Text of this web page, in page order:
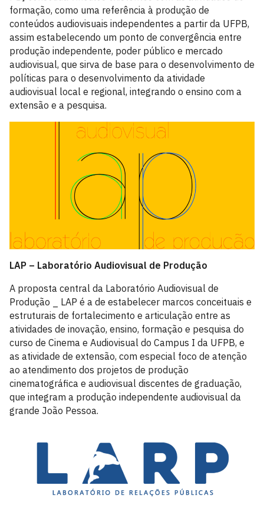
formação, como uma referência à produção de
conteúdos audiovisuais independentes a partir da UFPB,
assim estabelecendo um ponto de convergência entre
produção independente, poder público e mercado
audiovisual, que sirva de base para o desenvolvimento de
políticas para o desenvolvimento da atividade
audiovisual local e regional, integrando o ensino com a
extensão e a pesquisa.
LAP – Laboratório Audiovisual de Produção
A proposta central da Laboratório Audiovisual de
Produção _ LAP é a de estabelecer marcos conceituais e
estruturais de fortalecimento e articulação entre as
atividades de inovação, ensino, formação e pesquisa do
curso de Cinema e Audiovisual do Campus I da UFPB, e
as atividade de extensão, com especial foco de atenção
ao atendimento dos projetos de produção
cinematográfica e audiovisual discentes de graduação,
que integram a produção independente audiovisual da
grande João Pessoa.